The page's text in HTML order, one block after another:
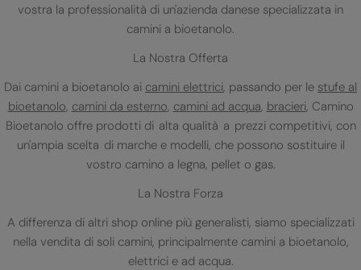
vostra la professionalità di un'azienda danese specializzata in
camini a bioetanolo.
La Nostra Offerta
Dai camini a bioetanolo ai camini elettrici, passando per le stufe al
bioetanolo, camini da esterno, camini ad acqua, bracieri, Camino
Bioetanolo offre prodotti di alta qualità a prezzi competitivi, con
un'ampia scelta di marche e modelli, che possono sostituire il
vostro camino a legna, pellet o gas.
La Nostra Forza
A differenza di altri shop online più generalisti, siamo specializzati
nella vendita di soli camini, principalmente camini a bioetanolo,
elettrici e ad acqua.